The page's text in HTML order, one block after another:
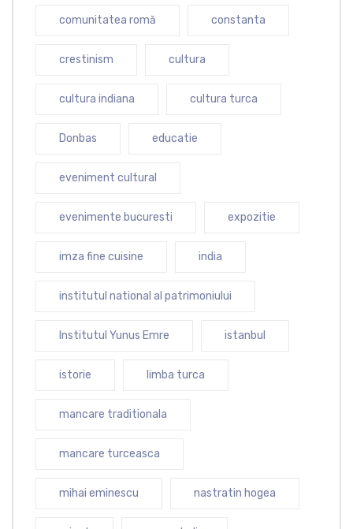
comunitatea romă constanta
crestinism cultura
cultura indiana cultura turca
Donbas educatie
eveniment cultural
evenimente bucuresti expozitie
imza fine cuisine india
institutul national al patrimoniului
Institutul Yunus Emre istanbul
istorie limba turca
mancare traditionala
mancare turceasca
mihai eminescu nastratin hogea